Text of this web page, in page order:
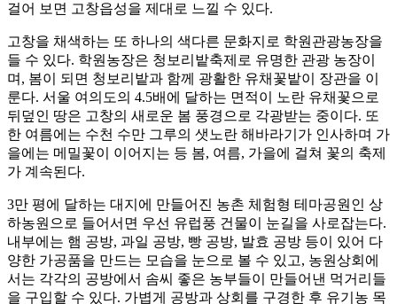
걸어 보면 고창읍성을 제대로 느낄 수 있다.
고창을 채색하는 또 하나의 색다른 문화지로 학원관광농장을
들 수 있다. 학원농장은 청보리밭축제로 유명한 관광 농장이
며, 봄이 되면 청보리밭과 함께 광활한 유채꽃밭이 장관을 이
룬다. 서울 여의도의 4.5배에 달하는 면적이 노란 유채꽃으로
뒤덮인 땅은 고창의 새로운 봄 풍경으로 각광받는 중이다. 또
한 여름에는 수천 수만 그루의 샛노란 해바라기가 인사하며 가
을에는 메밀꽃이 이어지는 등 봄, 여름, 가을에 걸쳐 꽃의 축제
가 계속된다.
3만 평에 달하는 대지에 만들어진 농촌 체험형 테마공원인 상
하농원으로 들어서면 우선 유럽풍 건물이 눈길을 사로잡는다.
내부에는 햄 공방, 과일 공방, 빵 공방, 발효 공방 등이 있어 다
양한 가공품을 만드는 모습을 눈으로 볼 수 있고, 농원상회에
서는 각각의 공방에서 솜씨 좋은 농부들이 만들어낸 먹거리들
을 구입할 수 있다. 가볍게 공방과 상회를 구경한 후 유기농 목